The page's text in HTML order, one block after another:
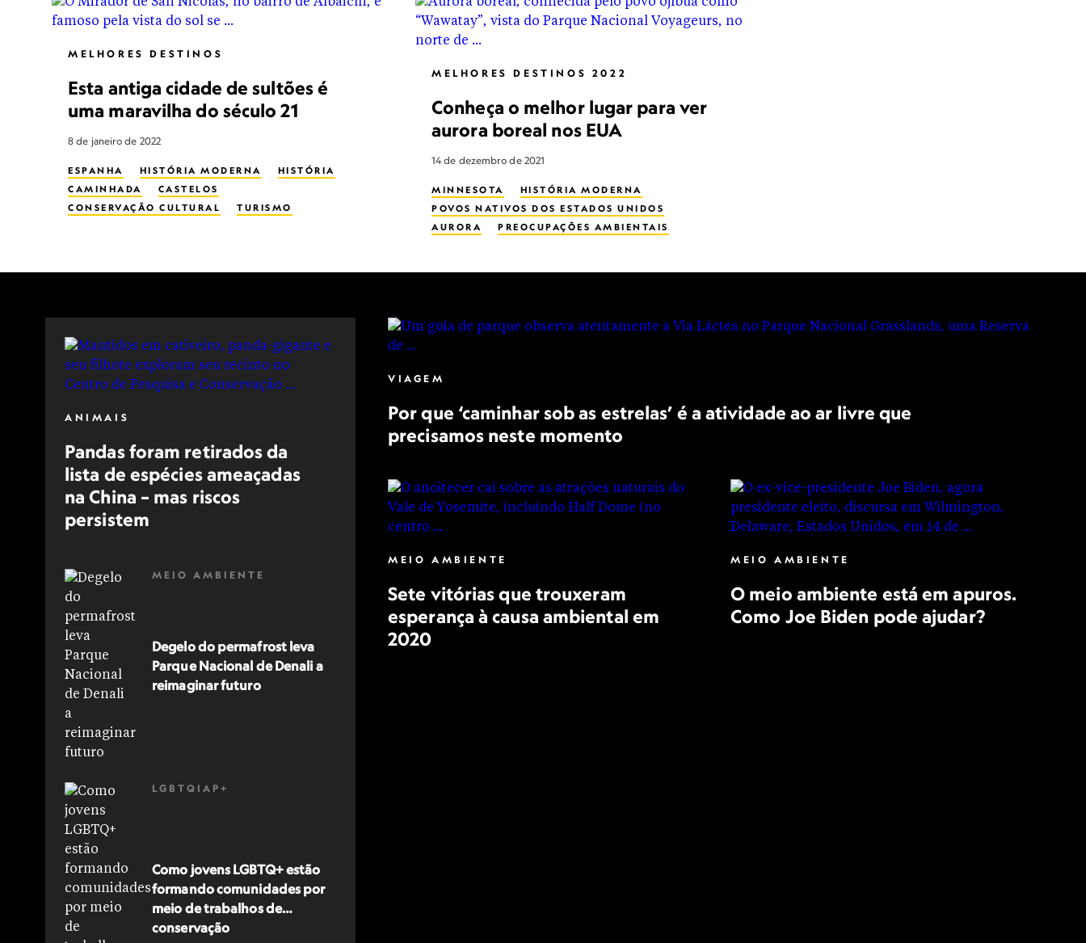
TURISMO VOLUNTÁRIO
MULHERES NA CONSERVAÇÃO
MELHORES DESTINOS
Esta antiga cidade de sultões é
uma maravilha do século 21
8 de janeiro de 2022
ESPANHA HISTÓRIA MODERNA
HISTÓRIA
CAMINHADA
CASTELOS
CONSERVAÇÃO CULTURAL
TURISMO
MELHORES DESTINOS 2022
Conheça o melhor lugar para ver
aurora boreal nos EUA
14 de dezembro de 2021
MINNESOTA
HISTÓRIA MODERNA
POVOS NATIVOS DOS ESTADOS UNIDOS
AURORA
PREOCUPAÇÕES AMBIENTAIS
ANIMAIS
Pandas foram retirados da
lista de espécies ameaçadas
na China – mas riscos
persistem
MEIO AMBIENTE
Degelo do permafrost leva
Parque Nacional de Denali a
reimaginar futuro
LGBTQIAP+
Como jovens LGBTQ+ estão
formando comunidades por
meio de trabalhos de
conservação
VIAGEM
Por que ‘caminhar sob as estrelas’ é a atividade ao ar livre que
precisamos neste momento
MEIO AMBIENTE
Sete vitórias que trouxeram
esperança à causa ambiental em
2020
MEIO AMBIENTE
O meio ambiente está em apuros.
Como Joe Biden pode ajudar?